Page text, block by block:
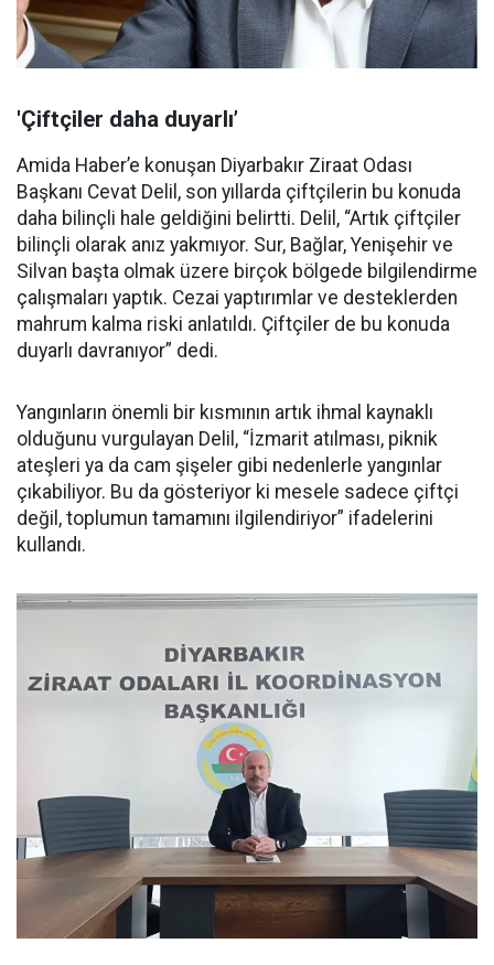
'Çiftçiler daha duyarlı’
Amida Haber’e konuşan Diyarbakır Ziraat Odası
Başkanı Cevat Delil, son yıllarda çiftçilerin bu konuda
daha bilinçli hale geldiğini belirtti. Delil, “Artık çiftçiler
bilinçli olarak anız yakmıyor. Sur, Bağlar, Yenişehir ve
Silvan başta olmak üzere birçok bölgede bilgilendirme
çalışmaları yaptık. Cezai yaptırımlar ve desteklerden
mahrum kalma riski anlatıldı. Çiftçiler de bu konuda
duyarlı davranıyor” dedi.
Yangınların önemli bir kısmının artık ihmal kaynaklı
olduğunu vurgulayan Delil, “İzmarit atılması, piknik
ateşleri ya da cam şişeler gibi nedenlerle yangınlar
çıkabiliyor. Bu da gösteriyor ki mesele sadece çiftçi
değil, toplumun tamamını ilgilendiriyor” ifadelerini
kullandı.